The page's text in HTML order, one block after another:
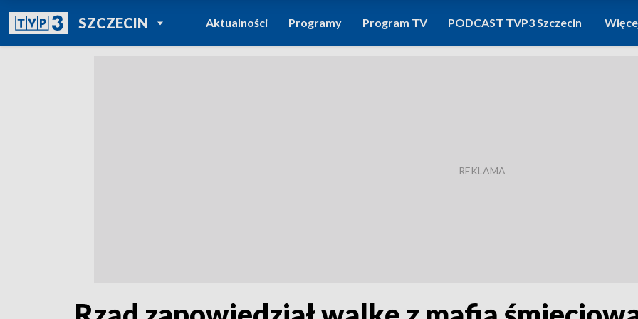
SZCZECINPOWRÓT DO
TVP REGIONY
Aktualności Programy Program TV PODCAST TVP3 Szczecin